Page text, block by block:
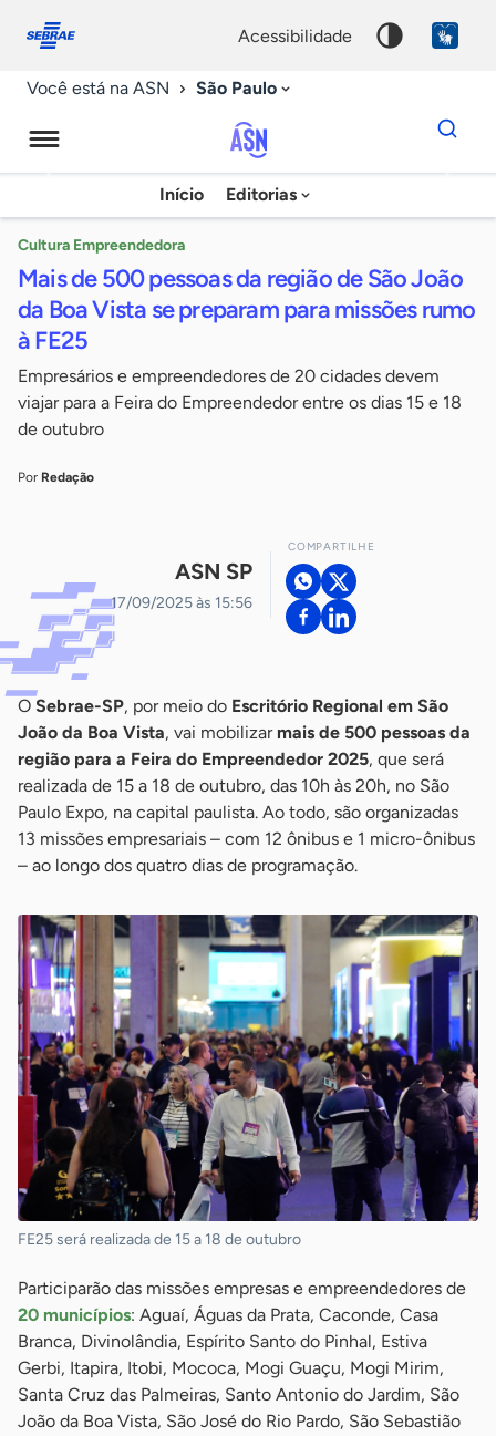
conosco
acessibilidade
Você está na ASN São Paulo
Agência
Sebrae
Notícias
Início Editorias
Dados
para
chave
Cultura Empreendedora
Mais de 500 pessoas da região de São João
da Boa Vista se preparam para missões rumo
à FE25
Empresários e empreendedores de 20 cidades devem
viajar para a Feira do Empreendedor entre os dias 15 e 18
de outubro
Por Redação
ASN SP
17/09/2025 às 15:56
COMPARTILHE
O Sebrae-SP, por meio do Escritório Regional em São
João da Boa Vista, vai mobilizar mais de 500 pessoas da
região para a Feira do Empreendedor 2025, que será
realizada de 15 a 18 de outubro, das 10h às 20h, no São
Paulo Expo, na capital paulista. Ao todo, são organizadas
13 missões empresariais – com 12 ônibus e 1 micro-ônibus
– ao longo dos quatro dias de programação.
FE25 será realizada de 15 a 18 de outubro
Participarão das missões empresas e empreendedores de
20 municípios: Aguaí, Águas da Prata, Caconde, Casa
Branca, Divinolândia, Espírito Santo do Pinhal, Estiva
Gerbi, Itapira, Itobi, Mococa, Mogi Guaçu, Mogi Mirim,
Santa Cruz das Palmeiras, Santo Antonio do Jardim, São
João da Boa Vista, São José do Rio Pardo, São Sebastião